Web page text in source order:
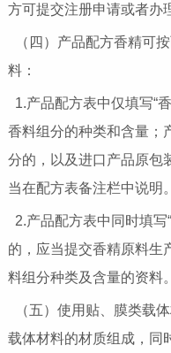
方可提交注册申请或者办
（四）产品配方香精可
料：
1.产品配方表中仅填写“
香料组分的种类和含量；
分的，以及进口产品原包
当在配方表备注栏中说明。
2.产品配方表中同时填写
的，应当提交香精原料生
料组分种类及含量的资料。
（五）使用贴、膜类载
载体材料的材质组成，同